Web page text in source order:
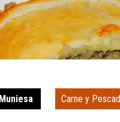
Carne y